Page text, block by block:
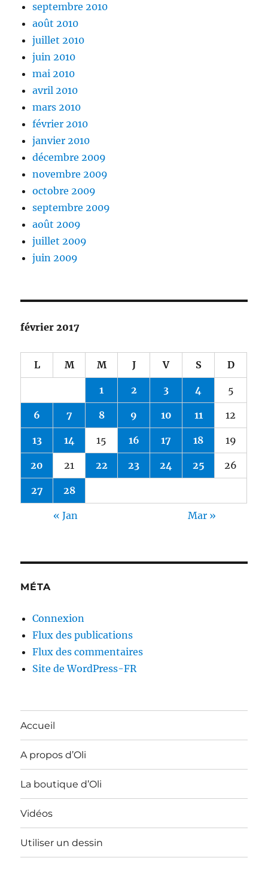
septembre 2010
août 2010
juillet 2010
juin 2010
mai 2010
avril 2010
mars 2010
février 2010
janvier 2010
décembre 2009
novembre 2009
octobre 2009
septembre 2009
août 2009
juillet 2009
juin 2009
février 2017
L M M J V S D
1 2 3 4 5
6 7 8 9 10 11 12
13 14 15 16 17 18 19
20 21 22 23 24 25 26
27 28
« Jan Mar »
MÉTA
Connexion
Flux des publications
Flux des commentaires
Site de WordPress-FR
Accueil
A propos d’Oli
La boutique d’Oli
Vidéos
Utiliser un dessin